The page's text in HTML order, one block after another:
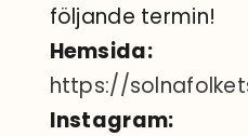
följande termin!
Hemsida:
https://
Instagram: